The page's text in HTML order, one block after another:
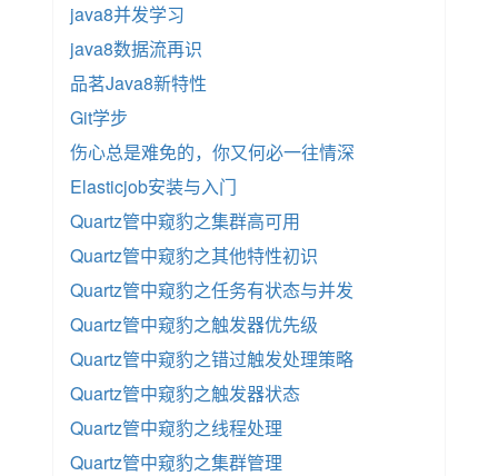
java8并发学习
java8数据流再识
品茗Java8新特性
Git学步
伤心总是难免的，你又何必一往情深
Elasticjob安装与入门
Quartz管中窥豹之集群高可用
Quartz管中窥豹之其他特性初识
Quartz管中窥豹之任务有状态与并发
Quartz管中窥豹之触发器优先级
Quartz管中窥豹之错过触发处理策略
Quartz管中窥豹之触发器状态
Quartz管中窥豹之线程处理
Quartz管中窥豹之集群管理